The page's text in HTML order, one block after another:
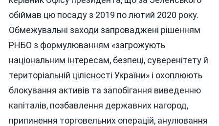
обіймав цю посаду з 2019 по лютий 2020 року.
Обмежувальні заходи запроваджені рішенням
РНБО з формулюванням «загрожують
національним інтересам, безпеці, суверенітету й
територіальній цілісності України» і охоплюють
блокування активів та запобігання виведенню
капіталів, позбавлення державних нагород,
припинення торговельних операцій, анулювання